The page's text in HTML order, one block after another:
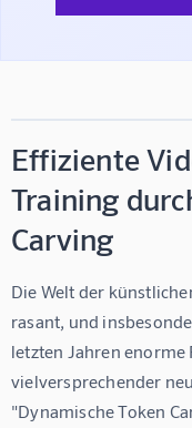
Effiziente
Training
Carving
Die Welt der
rasant, und
letzten Jahren enorme
vielversprechender
"Dynamische Token